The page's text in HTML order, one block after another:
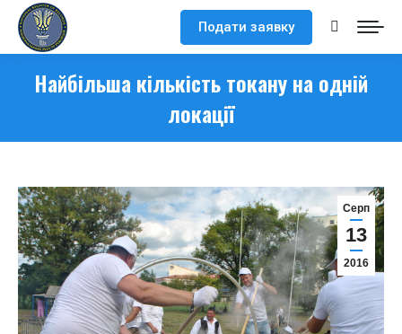
Подати заявку Search:
Найбільша кількість токану на одній
локації
Серп
13
2016